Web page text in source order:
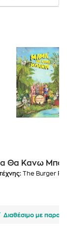
Θα Κανω
The Burger
Διαθέσιμο με